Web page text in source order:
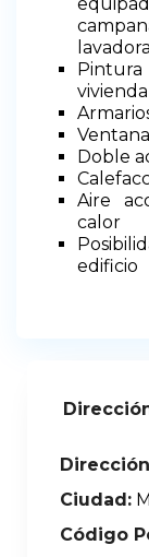
vivienda
Doble
Aire
calor
edificio
Ciudad:
Código